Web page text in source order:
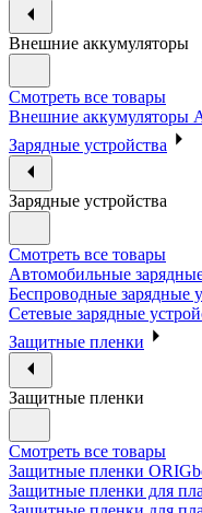
Внешние аккумуляторы
Смотреть все товары
Внешние аккумуляторы
Зарядные устройства
Зарядные устройства
Смотреть все товары
Автомобильные
Беспроводные зарядные
Сетевые зарядные
Защитные пленки
Защитные пленки
Смотреть все товары
Защитные пленки
Защитные пленки для